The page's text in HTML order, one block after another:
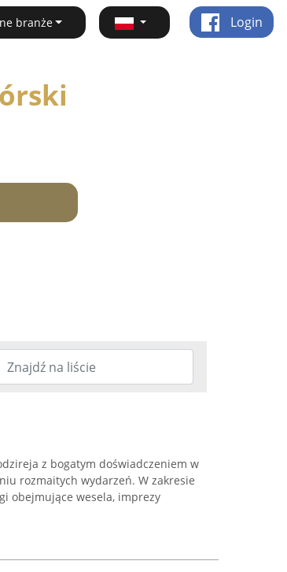
branże Login
z bogatym doświadczeniem w
rozmaitych wydarzeń. W zakresie
obejmujące wesela, imprezy